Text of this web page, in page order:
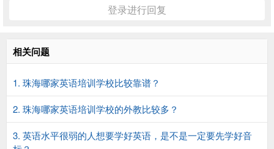
登录进行回复
相关问题
1. 珠海哪家英语培训学校比较靠谱？
2. 珠海哪家英语培训学校的外教比较多？
3. 英语水平很弱的人想要学好英语，是不是一定要先学好音